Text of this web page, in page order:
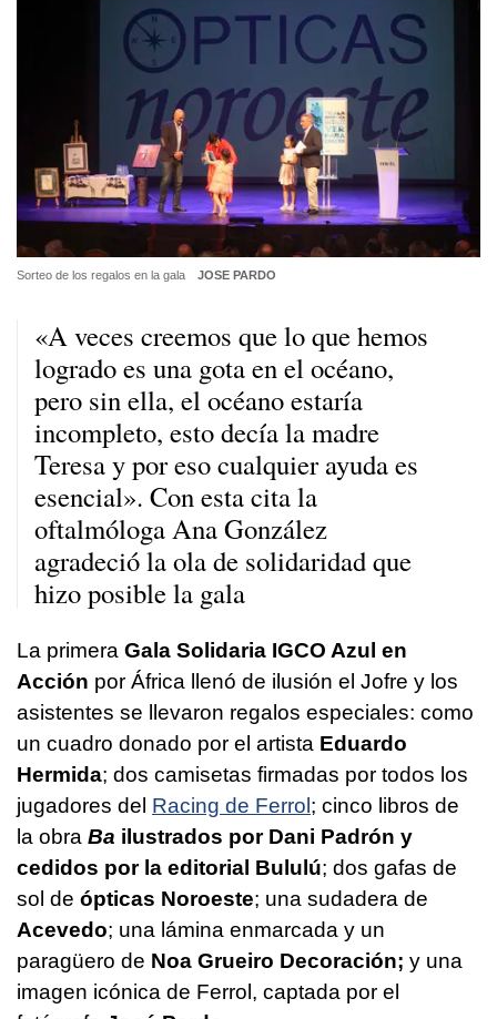
Sorteo de los regalos en la gala JOSE PARDO
«A veces creemos que lo que hemos
logrado es una gota en el océano,
pero sin ella, el océano estaría
incompleto, esto decía la madre
Teresa y por eso cualquier ayuda es
esencial». Con esta cita la
oftalmóloga Ana González
agradeció la ola de solidaridad que
hizo posible la gala
La primera Gala Solidaria IGCO Azul en
Acción por África llenó de ilusión el Jofre y los
asistentes se llevaron regalos especiales: como
un cuadro donado por el artista Eduardo
Hermida; dos camisetas firmadas por todos los
jugadores del Racing de Ferrol ; cinco libros de
la obra Ba ilustrados por Dani Padrón y
cedidos por la editorial Bululú; dos gafas de
sol de ópticas Noroeste; una sudadera de
Acevedo; una lámina enmarcada y un
paragüero de Noa Grueiro Decoración; y una
imagen icónica de Ferrol, captada por el